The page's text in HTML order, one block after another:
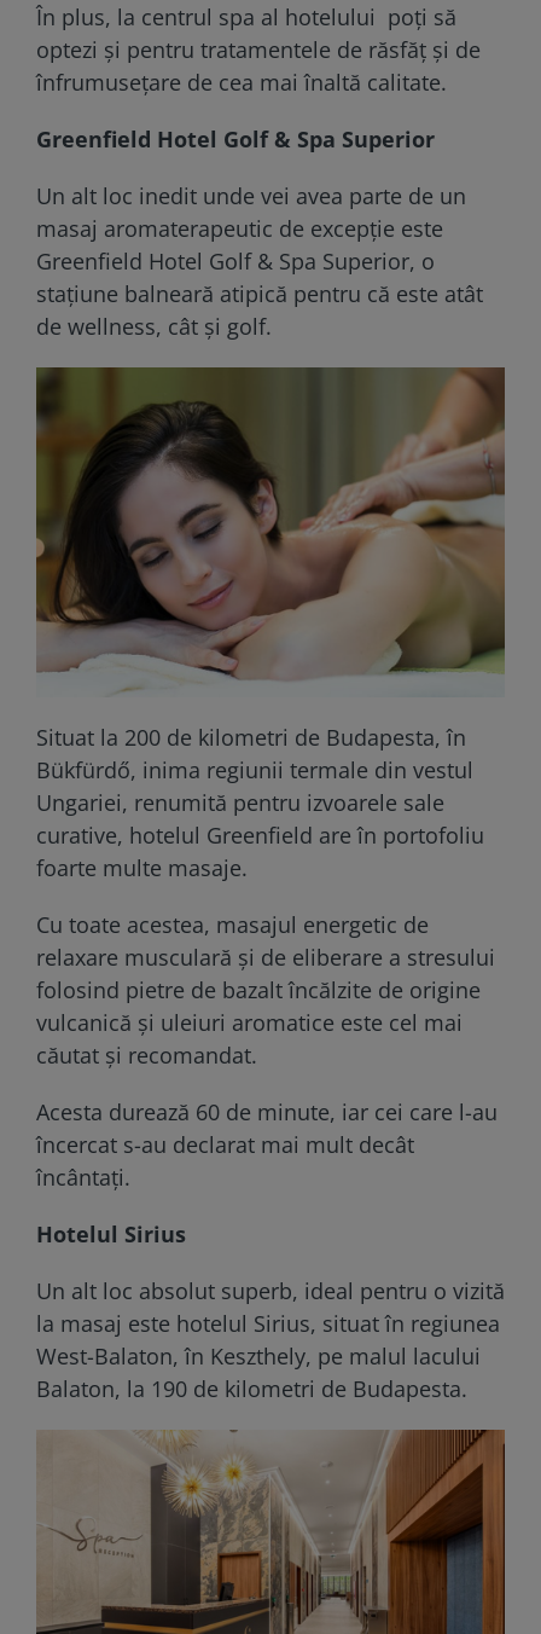
În plus, la centrul spa al hotelului poți să
optezi și pentru tratamentele de răsfăț și de
înfrumusețare de cea mai înaltă calitate.
Greenfield Hotel Golf & Spa Superior
Un alt loc inedit unde vei avea parte de un
masaj aromaterapeutic de excepție este
Greenfield Hotel Golf & Spa Superior, o
stațiune balneară atipică pentru că este atât
de wellness, cât și golf.
Situat la 200 de kilometri de Budapesta, în
Bükfürdő, inima regiunii termale din vestul
Ungariei, renumită pentru izvoarele sale
curative, hotelul Greenfield are în portofoliu
foarte multe masaje.
Cu toate acestea, masajul energetic de
relaxare musculară și de eliberare a stresului
folosind pietre de bazalt încălzite de origine
vulcanică și uleiuri aromatice este cel mai
căutat și recomandat.
Acesta durează 60 de minute, iar cei care l-au
încercat s-au declarat mai mult decât
încântați.
Hotelul Sirius
Un alt loc absolut superb, ideal pentru o vizită
la masaj este hotelul Sirius, situat în regiunea
West-Balaton, în Keszthely, pe malul lacului
Balaton, la 190 de kilometri de Budapesta.